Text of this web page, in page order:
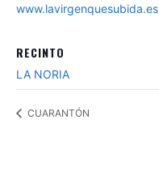
www.lavirgenquesubida.es
RECINTO
LA NORIA
CUARANTÓN